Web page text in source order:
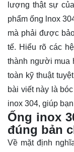
lượng thật sự
phẩmống lnox
mà phải được
tế. Hiểu rõ các
thành người mua
toàn kỹ thuật
bài viết này là
inox 304, giúp
Ống inox
đúng bản
Về mặt định